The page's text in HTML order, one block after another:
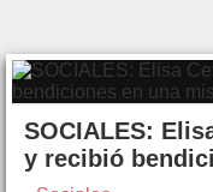
SOCIALES:
y recibió